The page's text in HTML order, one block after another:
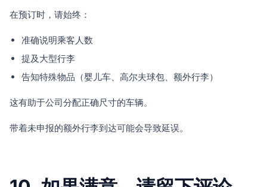
在预订时，请始终：
准确说明乘客人数
提及大型行李
告知特殊物品（婴儿车、高尔夫球包、额外行李）
这有助于公司分配正确尺寸的车辆。
带着未申报的额外行李到达可能会导致延误。